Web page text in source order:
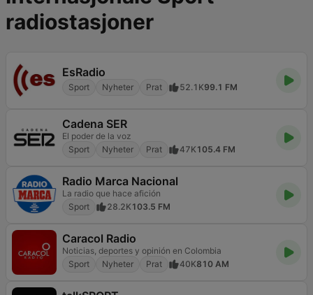
radiostasjoner
EsRadio
Sport Nyheter Prat 52.1K99.1 FM
Cadena SER
El poder de la voz
Sport
Nyheter Prat 47K105.4 FM
Radio Marca Nacional
La radio que hace afición
Sport
28.2K103.5 FM
Caracol Radio
Noticias, deportes y opinión en Colombia
Sport
Nyheter Prat 40K810 AM